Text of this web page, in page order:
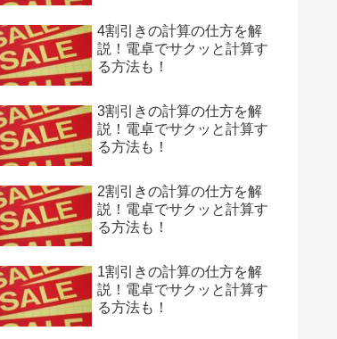
4割引きの計算の仕方を解
説！電卓でサクッと計算す
る方法も！
3割引きの計算の仕方を解
説！電卓でサクッと計算す
る方法も！
2割引きの計算の仕方を解
説！電卓でサクッと計算す
る方法も！
1割引きの計算の仕方を解
説！電卓でサクッと計算す
る方法も！